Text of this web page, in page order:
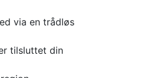
via en trådløs
tilsluttet din